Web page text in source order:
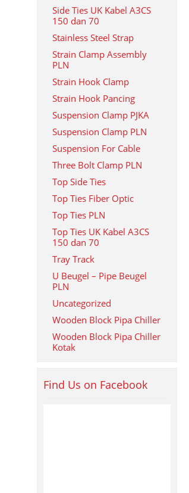
Side Ties UK Kabel A3CS
150 dan 70
Stainless Steel Strap
Strain Clamp Assembly
PLN
Strain Hook Clamp
Strain Hook Pancing
Suspension Clamp PJKA
Suspension Clamp PLN
Suspension For Cable
Three Bolt Clamp PLN
Top Side Ties
Top Ties Fiber Optic
Top Ties PLN
Top Ties UK Kabel A3CS
150 dan 70
Tray Track
U Beugel – Pipe Beugel
PLN
Uncategorized
Wooden Block Pipa Chiller
Wooden Block Pipa Chiller
Kotak
Find Us on Facebook